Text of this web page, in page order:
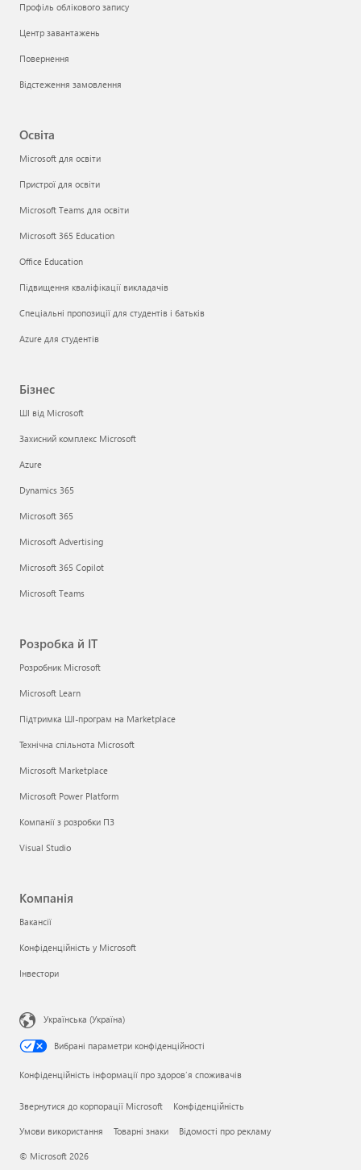
Профіль облікового запису
Центр завантажень
Повернення
Відстеження замовлення
Освіта
Microsoft для освіти
Пристрої для освіти
Microsoft Teams для освіти
Microsoft 365 Education
Office Education
Підвищення кваліфікації викладачів
Спеціальні пропозиції для студентів і батьків
Azure для студентів
Бізнес
ШІ від Microsoft
Захисний комплекс Microsoft
Azure
Dynamics 365
Microsoft 365
Microsoft Advertising
Microsoft 365 Copilot
Microsoft Teams
Розробка й ІТ
Розробник Microsoft
Microsoft Learn
Підтримка ШІ-програм на Marketplace
Технічна спільнота Microsoft
Microsoft Marketplace
Microsoft Power Platform
Компанії з розробки ПЗ
Visual Studio
Компанія
Вакансії
Конфіденційність у Microsoft
Інвестори
Українська (Україна)
Вибрані параметри конфіденційності
Конфіденційність інформації про здоров’я споживачів
Звернутися до корпорації Microsoft Конфіденційність
Умови використання Товарні знаки Відомості про рекламу
© Microsoft 2026